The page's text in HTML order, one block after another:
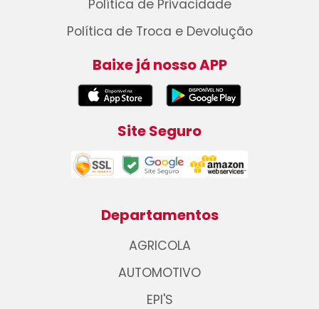
Política de Privacidade
Política de Troca e Devolução
Baixe já nosso APP
Site Seguro
Departamentos
AGRICOLA
AUTOMOTIVO
EPI'S